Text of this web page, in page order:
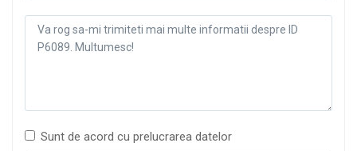
Sunt de acord cu prelucrarea datelor